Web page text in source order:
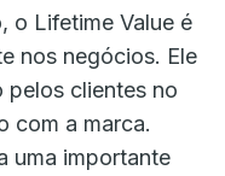
o Lifetime Value é
nos negócios. Ele
pelos clientes no
com a marca.
uma importante